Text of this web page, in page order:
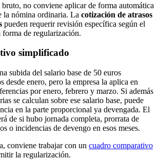
no conviene aplicar de forma automática
la nómina ordinaria. La cotización de atrasos
pueden requerir revisión específica según el
de regularización.
simplificado
subida del salario base de 50 euros
desde enero, pero la empresa la aplica en
por enero, febrero y marzo. Si además
se calculan sobre ese salario base, puede
en la parte proporcional ya devengada. El
de si hubo jornada completa, prorrata de
o incidencias de devengo en esos meses.
conviene trabajar con un cuadro comparativo
la regularización.